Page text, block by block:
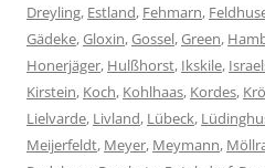
Dreyling, Estland, Fehmarn,
Gädeke,Gloxin,Gossel,Green,
Honerjäger, Hulßhorst, Ikskile,
Kirstein, Koch, Kohlhaas, Kordes,
Lielvarde, Livland, Lübeck,
Meijerfeldt, Meyer, Meymann,